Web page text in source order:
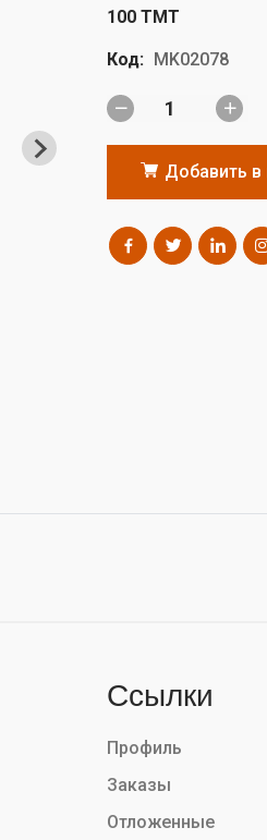
100 TMT
Код: MK02078
Добавить в
Ссылки
Профиль
Заказы
Отложенные